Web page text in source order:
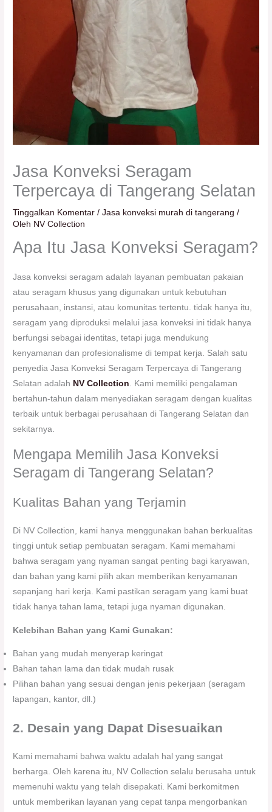
Jasa Konveksi Seragam
Terpercaya di Tangerang Selatan
Tinggalkan Komentar /Jasa konveksi murah di tangerang /
Oleh NV Collection
Apa Itu Jasa Konveksi Seragam?
Jasa konveksi seragam adalah layanan pembuatan pakaian
atau seragam khusus yang digunakan untuk kebutuhan
perusahaan, instansi, atau komunitas tertentu. tidak hanya itu,
seragam yang diproduksi melalui jasa konveksi ini tidak hanya
berfungsi sebagai identitas, tetapi juga mendukung
kenyamanan dan profesionalisme di tempat kerja. Salah satu
penyedia Jasa Konveksi Seragam Terpercaya di Tangerang
Selatan adalah NV Collection. Kami memiliki pengalaman
bertahun-tahun dalam menyediakan seragam dengan kualitas
terbaik untuk berbagai perusahaan di Tangerang Selatan dan
sekitarnya.
Mengapa Memilih Jasa Konveksi
Seragam di Tangerang Selatan?
Kualitas Bahan yang Terjamin
Di NV Collection, kami hanya menggunakan bahan berkualitas
tinggi untuk setiap pembuatan seragam. Kami memahami
bahwa seragam yang nyaman sangat penting bagi karyawan,
dan bahan yang kami pilih akan memberikan kenyamanan
sepanjang hari kerja. Kami pastikan seragam yang kami buat
tidak hanya tahan lama, tetapi juga nyaman digunakan.
Kelebihan Bahan yang Kami Gunakan:
Bahan yang mudah menyerap keringat
Bahan tahan lama dan tidak mudah rusak
Pilihan bahan yang sesuai dengan jenis pekerjaan (seragam
lapangan, kantor, dll.)
2. Desain yang Dapat Disesuaikan
Kami memahami bahwa waktu adalah hal yang sangat
berharga. Oleh karena itu, NV Collection selalu berusaha untuk
memenuhi waktu yang telah disepakati. Kami berkomitmen
untuk memberikan layanan yang cepat tanpa mengorbankan